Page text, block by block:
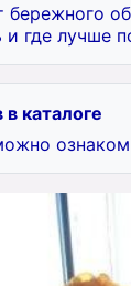
и где лучше
каталоге